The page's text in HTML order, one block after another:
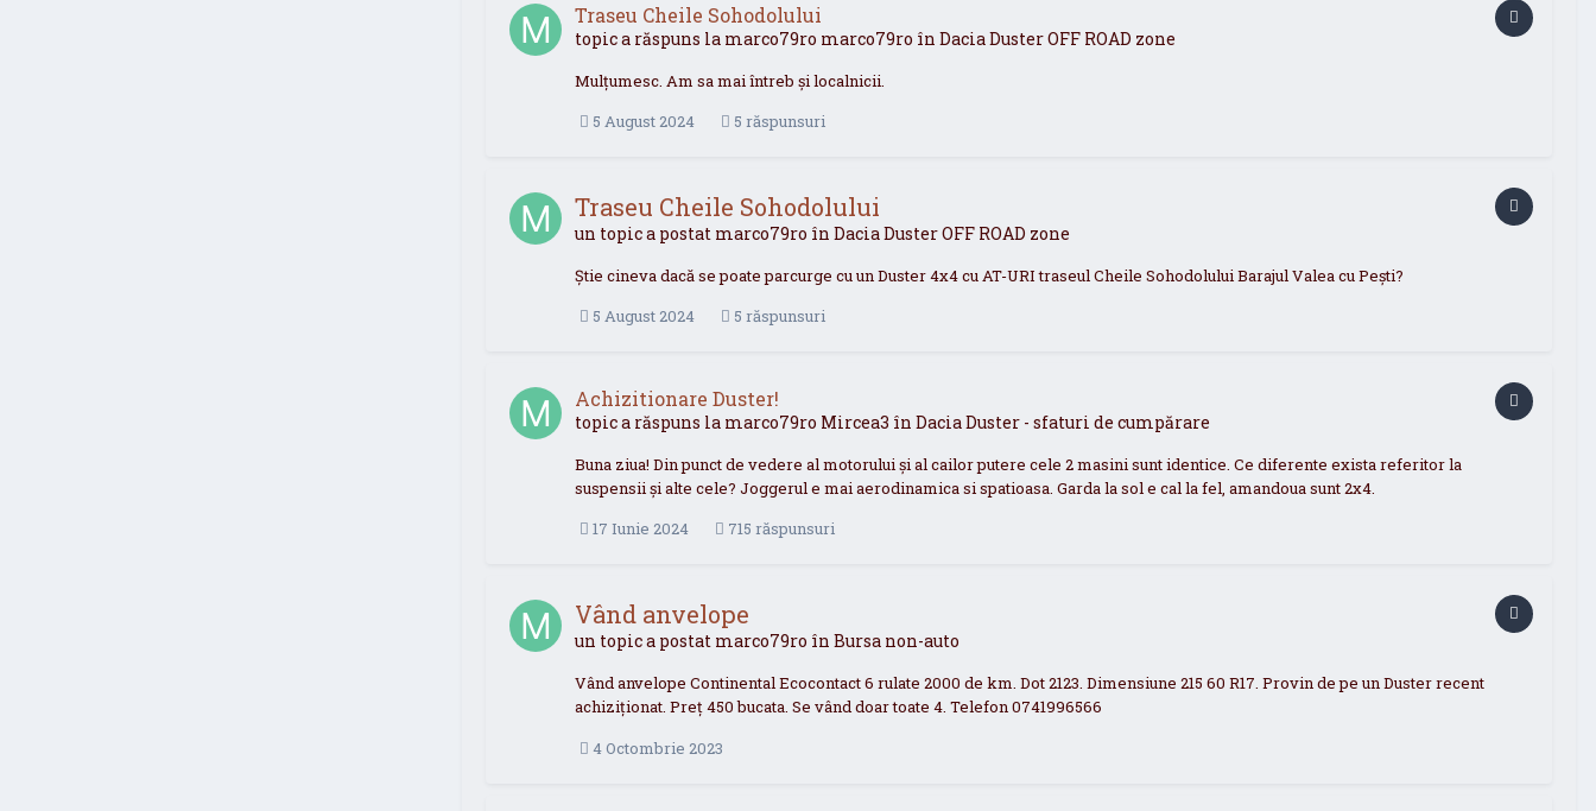
Traseu Cheile Sohodolului
topic a răspuns la marco79ro marco79ro în Dacia Duster OFF ROAD zone
Mulțumesc. Am sa mai întreb și localnicii.
5 August 2024
5 răspunsuri
Traseu Cheile Sohodolului
un topic a postat marco79ro în Dacia Duster OFF ROAD zone
Știe cineva dacă se poate parcurge cu un Duster 4x4 cu AT-URI traseul Cheile Sohodolului Barajul Valea cu Pești?
5 August 2024
5 răspunsuri
Achizitionare Duster!
topic a răspuns la marco79ro Mircea3 în Dacia Duster - sfaturi de cumpărare
Buna ziua! Din punct de vedere al motorului și al cailor putere cele 2 masini sunt identice. Ce diferente exista referitor la
suspensii și alte cele? Joggerul e mai aerodinamica si spatioasa. Garda la sol e cal la fel, amandoua sunt 2x4.
17 Iunie 2024
715 răspunsuri
Vând anvelope
un topic a postat marco79ro în Bursa non-auto
Vând anvelope Continental Ecocontact 6 rulate 2000 de km. Dot 2123. Dimensiune 215 60 R17. Provin de pe un Duster recent
achiziționat. Preț 450 bucata. Se vând doar toate 4. Telefon 0741996566
4 Octombrie 2023